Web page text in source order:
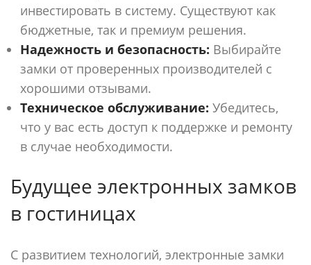
инвестировать в систему. Существуют как
бюджетные, так и премиум решения.
Надежность и безопасность: Выбирайте
замки от проверенных производителей с
хорошими отзывами.
Техническое обслуживание: Убедитесь,
что у вас есть доступ к поддержке и ремонту
в случае необходимости.
Будущее электронных замков
в гостиницах
С развитием технологий, электронные замки